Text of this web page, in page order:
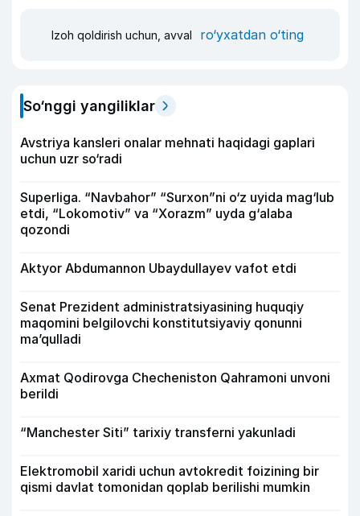
Izoh qoldirish uchun, avval ro‘yxatdan o‘ting
So‘nggi yangiliklar
Avstriya kansleri onalar mehnati haqidagi gaplari
uchun uzr so‘radi
Superliga. “Navbahor” “Surxon”ni o‘z uyida mag‘lub
etdi, “Lokomotiv” va “Xorazm” uyda g‘alaba
qozondi
Aktyor Abdu­mannon Ubaydullayev vafot etdi
Senat Prezident administratsiyasining huquqiy
maqomini belgilovchi konstitutsiyaviy qonunni
ma’qulladi
Axmat Qodirovga Checheniston Qahramoni unvoni
berildi
“Manchester Siti” tarixiy transferni yakunladi
Elektromobil xaridi uchun avtokredit foizining bir
qismi davlat tomonidan qoplab berilishi mumkin